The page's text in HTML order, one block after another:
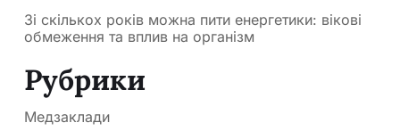
Зі скількох років можна пити енергетики: вікові
обмеження та вплив на організм
Рубрики
Медзаклади